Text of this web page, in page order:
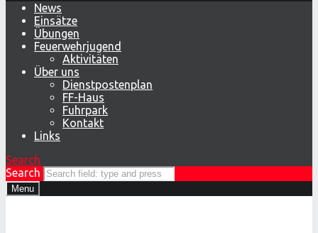
News
Einsätze
Übungen
Feuerwehrjugend
Aktivitäten
Über uns
Dienstpostenplan
FF-Haus
Fuhrpark
Kontakt
Links
Search
Search
Menu